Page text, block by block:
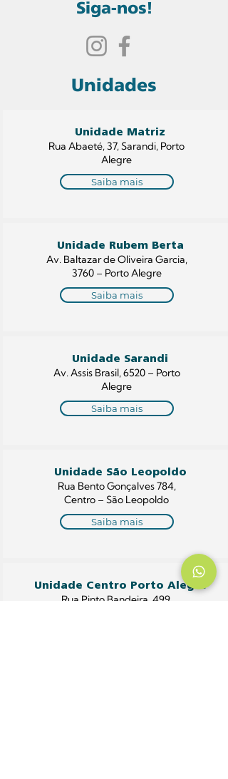
Siga-nos!
Unidades
Unidade Matriz
Rua Abaeté, 37, Sarandi, Porto
Alegre
Saiba mais
Unidade Rubem Berta
Av. Baltazar de Oliveira Garcia,
3760 – Porto Alegre
Saiba mais
Unidade Sarandi
Av. Assis Brasil, 6520 – Porto
Alegre
Saiba mais
Unidade São Leopoldo
Rua Bento Gonçalves 784,
Centro – São Leopoldo
Saiba mais
Unidade Centro Porto Alegre
Rua Pinto Bandeira, 499,